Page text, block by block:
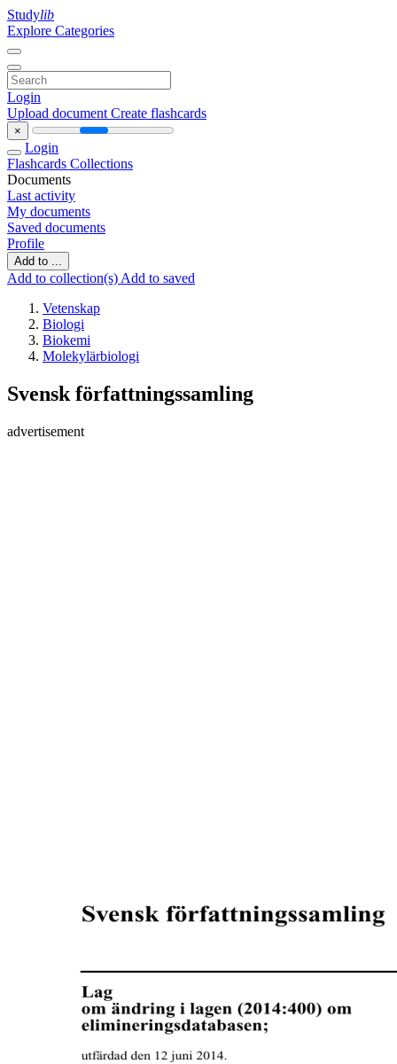
Studylib
Explore Categories
Login
Upload document Create flashcards
×
Login
Flashcards Collections
Documents
Last activity
My documents
Saved documents
Profile
Add to ...
Add to collection(s) Add to saved
Vetenskap
Biologi
Biokemi
Molekylärbiologi
Svensk författningssamling
advertisement